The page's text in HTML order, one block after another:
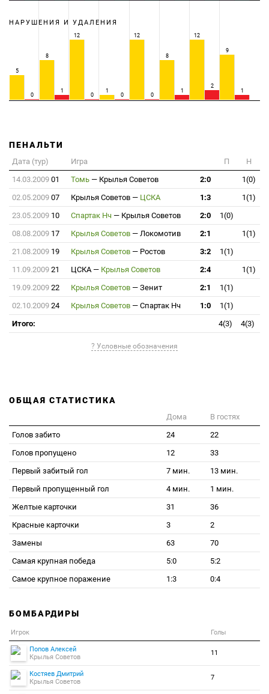
НАРУШЕНИЯ И УДАЛЕНИЯ
5
0
8
1
12
0
1
0
12
0
8
1
12
2
9
1
ПЕНАЛЬТИ
Дата (тур) Игра П
Н
14.03.2009 01 Томь — Крылья Советов 2:0
1(0)
02.05.2009 07 Крылья Советов — ЦСКА 1:3
1(1)
23.05.2009 10 Спартак Нч — Крылья Советов 2:0
1(0)
08.08.2009 17 Крылья Советов — Локомотив 2:1
1(1)
21.08.2009 19 Крылья Советов — Ростов 3:2
1(1)
11.09.2009 21 ЦСКА — Крылья Советов 2:4
1(1)
19.09.2009 22 Крылья Советов — Зенит 2:1
1(1)
02.10.2009 24 Крылья Советов — Спартак Нч 1:0
1(1)
Итого:
4(3) 4(3)
? Условные обозначения
ОБЩАЯ СТАТИСТИКА
Дома
В гостях
Голов забито
24
22
Голов пропущено
12
33
Первый забитый гол
7 мин.
13 мин.
Первый пропущенный гол
4 мин.
1 мин.
Желтые карточки
31
36
Красные карточки
3
2
Замены
63
70
Самая крупная победа
5:0
5:2
Самое крупное поражение
1:3 0:4
БОМБАРДИРЫ
Игрок Голы
Попов Алексей
Крылья Советов
11
Костяев Дмитрий
Крылья Советов
7